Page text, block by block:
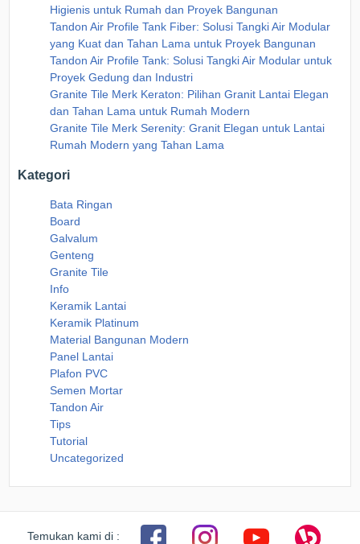
Higienis untuk Rumah dan Proyek Bangunan
Tandon Air Profile Tank Fiber: Solusi Tangki Air Modular
yang Kuat dan Tahan Lama untuk Proyek Bangunan
Tandon Air Profile Tank: Solusi Tangki Air Modular untuk
Proyek Gedung dan Industri
Granite Tile Merk Keraton: Pilihan Granit Lantai Elegan
dan Tahan Lama untuk Rumah Modern
Granite Tile Merk Serenity: Granit Elegan untuk Lantai
Rumah Modern yang Tahan Lama
Kategori
Bata Ringan
Board
Galvalum
Genteng
Granite Tile
Info
Keramik Lantai
Keramik Platinum
Material Bangunan Modern
Panel Lantai
Plafon PVC
Semen Mortar
Tandon Air
Tips
Tutorial
Uncategorized
Temukan kami di :